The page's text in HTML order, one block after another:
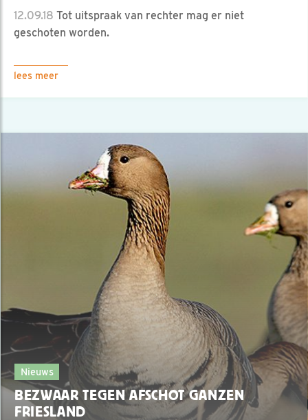
12.09.18 Tot uitspraak van rechter mag er niet
geschoten worden.
lees meer
Nieuws
BEZWAAR TEGEN AFSCHOT GANZEN
FRIESLAND